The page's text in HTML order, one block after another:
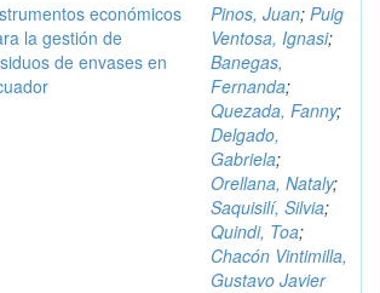
económicos
la gestión de
de envases en
Pinos, Juan; Puig
Ventosa, Ignasi;
Banegas,
Fernanda;
Quezada, Fanny;
Delgado,
Gabriela;
Orellana, Nataly;
Saquisilí, Silvia;
Quindi, Toa;
Chacón Vintimilla,
Gustavo Javier